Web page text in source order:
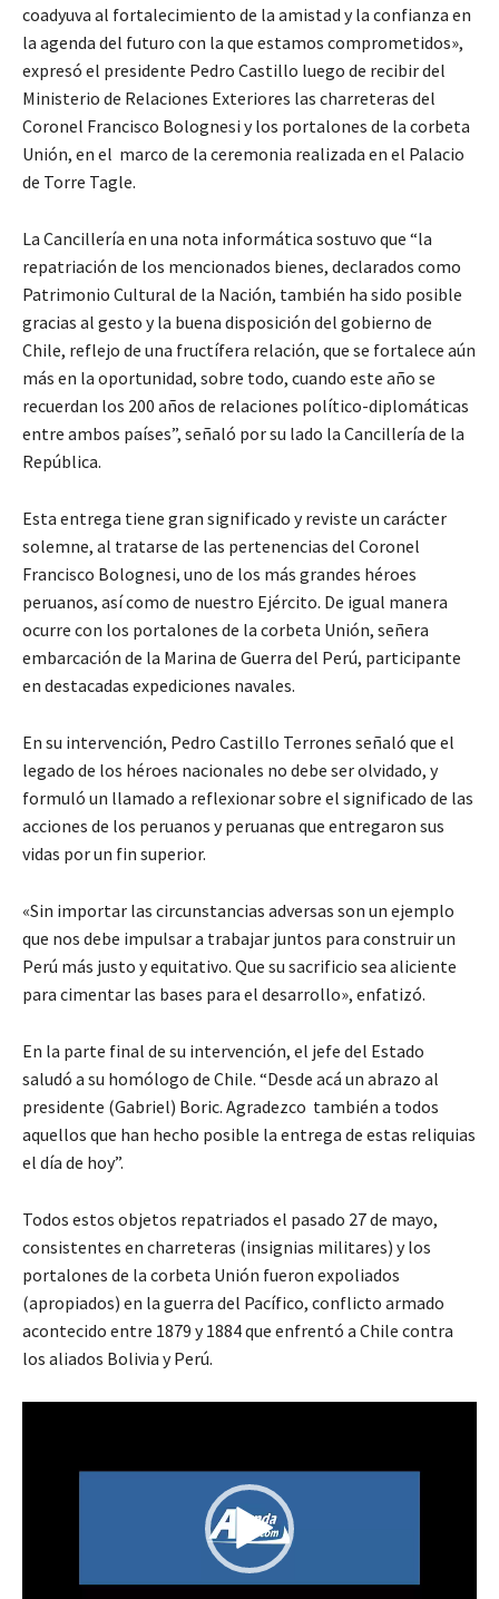
coadyuva al fortalecimiento de la amistad y la confianza en
la agenda del futuro con la que estamos comprometidos»,
expresó el presidente Pedro Castillo luego de recibir del
Ministerio de Relaciones Exteriores las charreteras del
Coronel Francisco Bolognesi y los portalones de la corbeta
Unión, en el marco de la ceremonia realizada en el Palacio
de Torre Tagle.
La Cancillería en una nota informática sostuvo que “la
repatriación de los mencionados bienes, declarados como
Patrimonio Cultural de la Nación, también ha sido posible
gracias al gesto y la buena disposición del gobierno de
Chile, reflejo de una fructífera relación, que se fortalece aún
más en la oportunidad, sobre todo, cuando este año se
recuerdan los 200 años de relaciones político-diplomáticas
entre ambos países”, señaló por su lado la Cancillería de la
República.
Esta entrega tiene gran significado y reviste un carácter
solemne, al tratarse de las pertenencias del Coronel
Francisco Bolognesi, uno de los más grandes héroes
peruanos, así como de nuestro Ejército. De igual manera
ocurre con los portalones de la corbeta Unión, señera
embarcación de la Marina de Guerra del Perú, participante
en destacadas expediciones navales.
En su intervención, Pedro Castillo Terrones señaló que el
legado de los héroes nacionales no debe ser olvidado, y
formuló un llamado a reflexionar sobre el significado de las
acciones de los peruanos y peruanas que entregaron sus
vidas por un fin superior.
«Sin importar las circunstancias adversas son un ejemplo
que nos debe impulsar a trabajar juntos para construir un
Perú más justo y equitativo. Que su sacrificio sea aliciente
para cimentar las bases para el desarrollo», enfatizó.
En la parte final de su intervención, el jefe del Estado
saludó a su homólogo de Chile. “Desde acá un abrazo al
presidente (Gabriel) Boric. Agradezco también a todos
aquellos que han hecho posible la entrega de estas reliquias
el día de hoy”.
Todos estos objetos repatriados el pasado 27 de mayo,
consistentes en charreteras (insignias militares) y los
portalones de la corbeta Unión fueron expoliados
(apropiados) en la guerra del Pacífico, conflicto armado
acontecido entre 1879 y 1884 que enfrentó a Chile contra
los aliados Bolivia y Perú.